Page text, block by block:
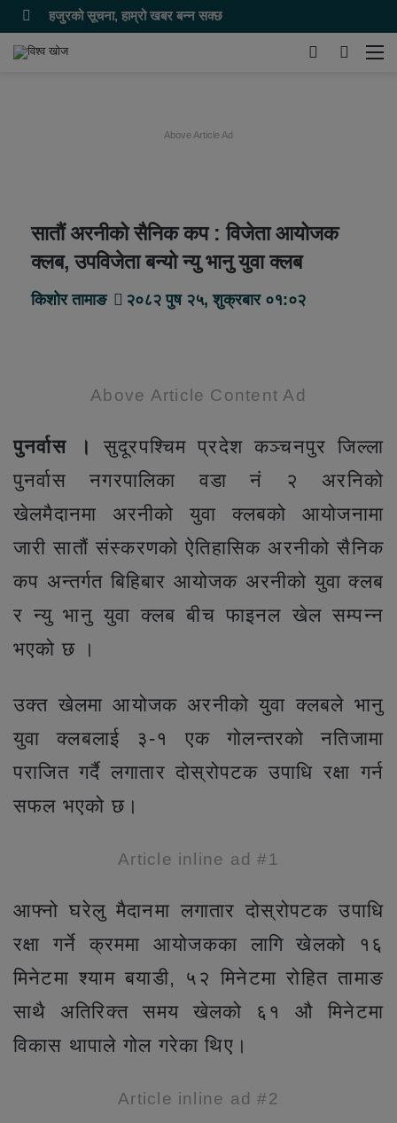
हजुरको सूचना, हाम्रो खबर बन्न सक्छ
समाचार
Switch
Above Article Ad
सातौं अरनीको सैनिक कप : विजेता आयोजक
क्लब, उपविजेता बन्यो न्यु भानु युवा क्लब
किशोर तामाङ २०८२ पुष २५, शुक्रबार ०१:०२
Above Article Content Ad
पुनर्वास ।
सुदूरपश्चिम प्रदेश कञ्चनपुर जिल्ला
पुनर्वास नगरपालिका वडा नं २ अरनिको
खेलमैदानमा अरनीको युवा क्लबको आयोजनामा
जारी सातौं संस्करणको ऐतिहासिक अरनीको सैनिक
कप अन्तर्गत बिहिबार आयोजक अरनीको युवा क्लब
र न्यु भानु युवा क्लब बीच फाइनल खेल सम्पन्न
भएको छ ।
उक्त खेलमा आयोजक अरनीको युवा क्लबले भानु
युवा क्लबलाई ३-१ एक गोलन्तरको नतिजामा
पराजित गर्दै लगातार दोस्रोपटक उपाधि रक्षा गर्न
सफल भएको छ।
Article inline ad #1
आफ्नो घरेलु मैदानमा लगातार दोस्रोपटक उपाधि
रक्षा गर्ने क्रममा आयोजकका लागि खेलको १६
मिनेटमा श्याम बयाडी, ५२ मिनेटमा रोहित तामाङ
साथै अतिरिक्त समय खेलको ६१ औ मिनेटमा
विकास थापाले गोल गरेका थिए।
Article inline ad #2